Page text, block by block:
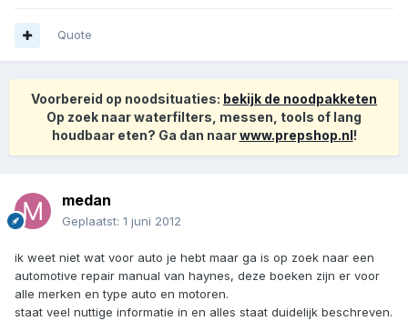
Quote
Voorbereid op noodsituaties: bekijk de noodpakketen
Op zoek naar waterfilters, messen, tools of lang
houdbaar eten? Ga dan naarwww.prepshop.nl!
medan
Geplaatst: 1 juni 2012
ik weet niet wat voor auto je hebt maar ga is op zoek naar een
automotive repair manual van haynes, deze boeken zijn er voor
alle merken en type auto en motoren.
staat veel nuttige informatie in en alles staat duidelijk beschreven.